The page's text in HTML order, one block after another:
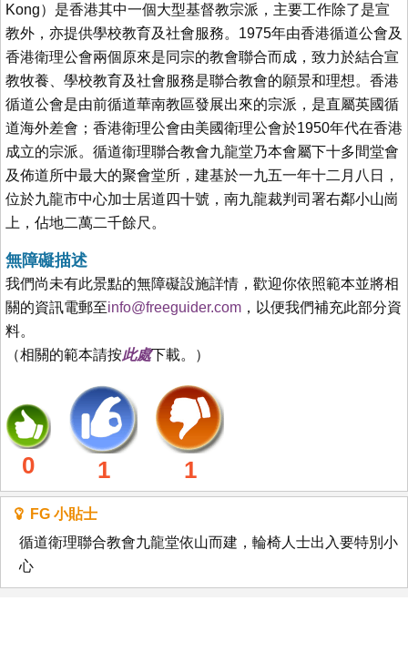
Kong）是香港其中一個大型基督教宗派，主要工作除了是宣
教外，亦提供學校教育及社會服務。1975年由香港循道公會及
香港衛理公會兩個原來是同宗的教會聯合而成，致力於結合宣
教牧養、學校教育及社會服務是聯合教會的願景和理想。香港
循道公會是由前循道華南教區發展出來的宗派，是直屬英國循
道海外差會；香港衛理公會由美國衛理公會於1950年代在香港
成立的宗派。循道衞理聯合教會九龍堂乃本會屬下十多間堂會
及佈道所中最大的聚會堂所，建基於一九五一年十二月八日，
位於九龍市中心加士居道四十號，南九龍裁判司署右鄰小山崗
上，佔地二萬二千餘尺。
無障礙描述
我們尚未有此景點的無障礙設施詳情，歡迎你依照範本並將相
關的資訊電郵至info@freeguider.com ，以便我們補充此部分資
料。
（相關的範本請按此處下載。）
0 1 1
FG 小貼士
循道衛理聯合教會九龍堂依山而建，輪椅人士出入要特別小
心